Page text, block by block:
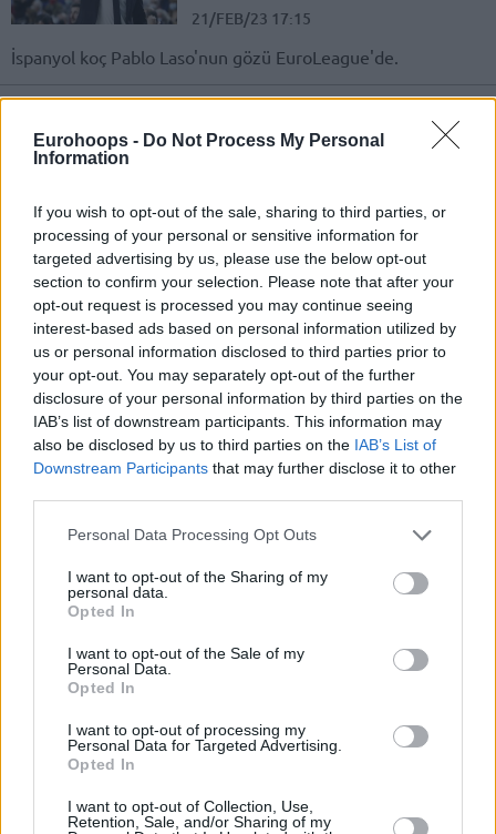
Eurohoops - Do Not Process My Personal
Information
If you wish to opt-out of the sale, sharing to third parties, or
processing of your personal or sensitive information for
targeted advertising by us, please use the below opt-out
section to confirm your selection. Please note that after your
opt-out request is processed you may continue seeing
interest-based ads based on personal information utilized by
us or personal information disclosed to third parties prior to
your opt-out. You may separately opt-out of the further
disclosure of your personal information by third parties on the
IAB’s list of downstream participants. This information may
also be disclosed by us to third parties on the IAB’s List of
Downstream Participants that may further disclose it to other
Please note that this website/app uses one or more Google
not limited to your visit or usage behaviour. You may click to
grant or deny consent to Google and its third-party tags to
use your data for below specified purposes in below Google
consent section.
Personal Data Processing Opt Outs
I want to opt-out of the Sharing of my
personal data.
Opted In
I want to opt-out of the Sale of my
Personal Data.
Opted In
I want to opt-out of processing my
Personal Data for Targeted Advertising.
Opted In
I want to opt-out of Collection, Use,
Retention, Sale, and/or Sharing of my
21/FEB/23 17:15
İspanyol koç Pablo Laso'nun gözü EuroLeague'de.
Kancası!
İsrail Milli Takımı, başantrenörlük
görevi için çarpıcı bir ismin peşinde.
Luke Kennard Skorer Oynadı;
Los Angeles Clippers, Hazırlık
Maçında Maccabi Haifa’yı Geçti
01/OCT/22 08:48
NBA ekibi Los Angeles Clippers ile İsrail temsilcisi Maccabi
Haifa, hazırlık maçında karşılaştılar.
Ronen Ginzburg: “Ülkemi Çok
Sadece Spordan İbaret”
08/SEP/22 21:57
Çekya'nın İsrailli başantrenörü Ronen Ginzburg, İsrail
galibiyetinin ardından konuştu.
Vojtech Hruban Skorer Oynadı;
Ev Sahibi Çekya, Son Maçında
08/SEP/22 19:17
FIBA EuroBasket'in D grubu maçında İsrail ile Çekya karşı